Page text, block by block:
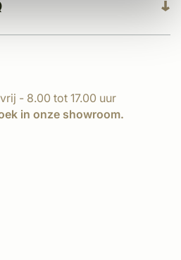
- 8.00 tot 17.00 uur
in onze showroom.